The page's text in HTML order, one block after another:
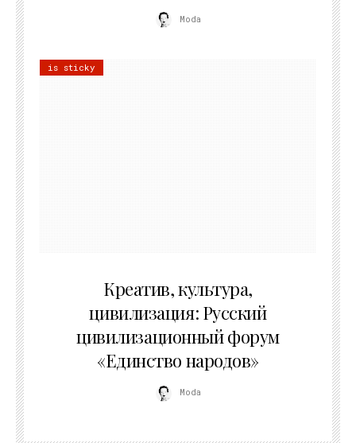
Moda
is sticky
Креатив, культура,
цивилизация: Русский
цивилизационный форум
«Единство народов»
Moda